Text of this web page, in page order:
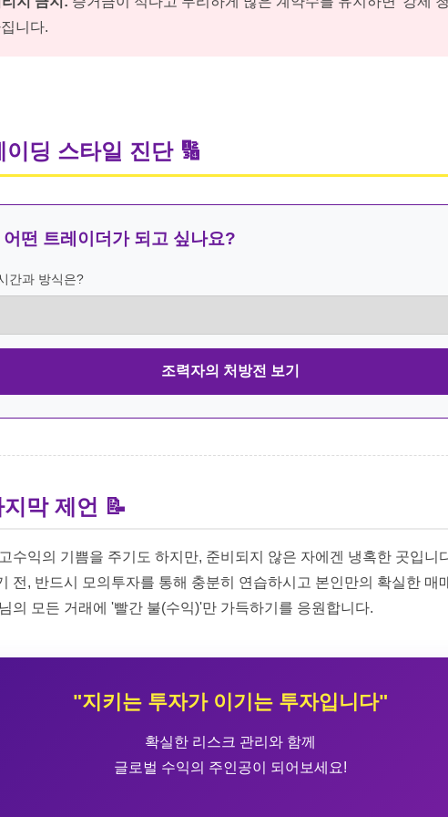
니다.
이딩 스타일 진단🔢
떤 트레이더가 되고 싶나요?
간과 방식은?
조력자의 처방전 보기
막 제언 📝
수익의 기쁨을 주기도 하지만, 준비되지 않은 자에겐 냉혹한 곳입니
전, 반드시 모의투자를 통해 충분히 연습하시고 본인만의 확실한 매
의 모든 거래에 '빨간 불(수익)'만 가득하기를 응원합니다.
"지키는 투자가 이기는 투자입니다"
확실한 리스크 관리와 함께
글로벌 수익의 주인공이 되어보세요!